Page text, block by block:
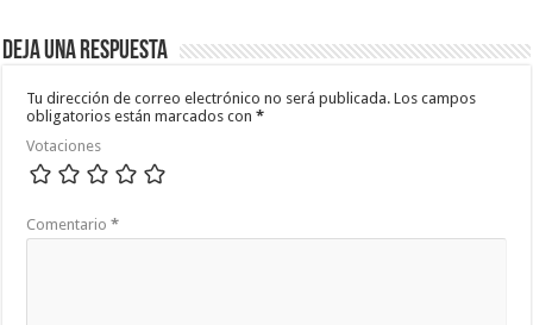
Deja una respuesta
Tu dirección de correo electrónico no será publicada. Los campos
obligatorios están marcados con*
Votaciones
Comentario*